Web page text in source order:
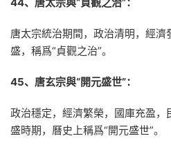
唐太宗統治期間，政治清明，經濟
盛，稱爲“貞觀之治”。
45、唐玄宗與“開元盛世”：
政治穩定，經濟繁榮，國庫充盈，
盛時期，曆史上稱爲“開元盛世”。